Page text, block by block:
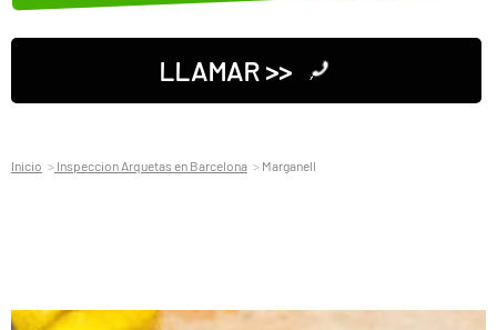
LLAMAR >>
Inicio Inspeccion Arquetas en Barcelona Marganell